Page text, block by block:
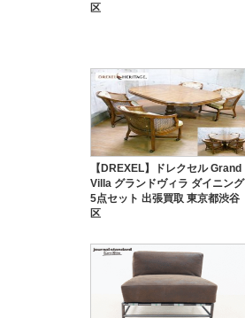
区
【DREXEL】ドレクセル Grand
Villa グランドヴィラ ダイニング
5点セット 出張買取 東京都渋谷
区